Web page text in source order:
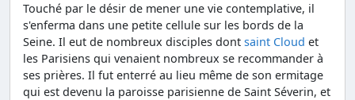
Touché par le désir de mener une vie contemplative, il
s'enferma dans une petite cellule sur les bords de la
Seine. Il eut de nombreux disciples dont saint Cloud et
les Parisiens qui venaient nombreux se recommander à
ses prières. Il fut enterré au lieu même de son ermitage
qui est devenu la paroisse parisienne de Saint Séverin, et